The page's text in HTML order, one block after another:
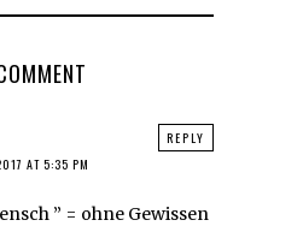
AT 5:35 PM
” = ohne Gewissen
REPLY